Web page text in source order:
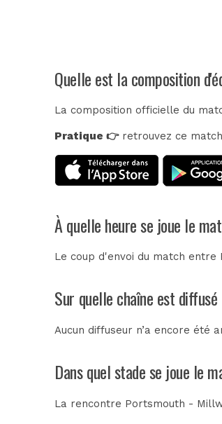
Quelle est la composition
La composition officielle du
Pratique 👉retrouvez ce
À quelle heure se joue le
Le coup d'envoi du match
Sur quelle chaîne est
Aucun diffuseur n’a encore été
Dans quel stade se joue le
La rencontre Portsmouth -